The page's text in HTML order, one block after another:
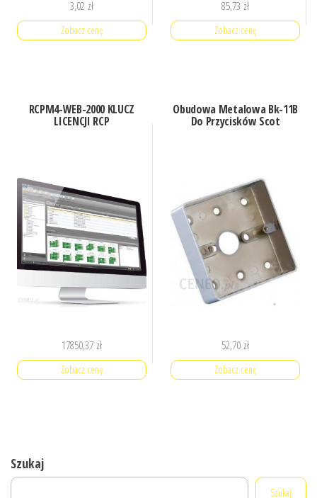
3,02 zł
Zobacz cenę
85,73 zł
Zobacz cenę
RCPM4-WEB-2000 KLUCZ
LICENCJI RCP
17850,37 zł
Zobacz cenę
Obudowa Metalowa Bk-11B
Do Przycisków Scot
52,70 zł
Zobacz cenę
Szukaj
Szukaj